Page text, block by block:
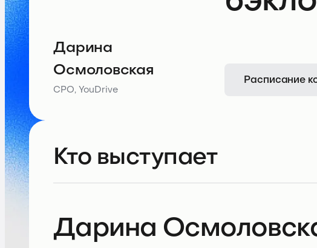
Дарина
Осмоловская
CPO, YouDrive
Расписание
Кто выступает
Дарина